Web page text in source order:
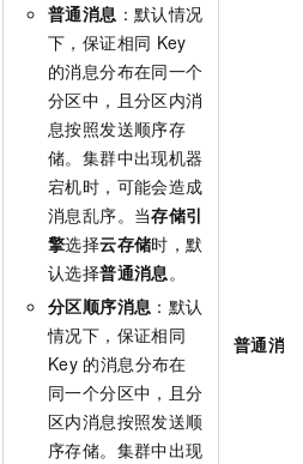
普通消息 ：默认情况
下，保证相同 Key
的消息分布在同一个
分区中，且分区内消
息按照发送顺序存
储。集群中出现机器
宕机时，可能会造成
消息乱序。当存储引
擎选择云存储时，默
认选择普通消息。
分区顺序消息 ：默认
情况下，保证相同
Key 的消息分布在
同一个分区中，且分
区内消息按照发送顺
序存储。集群中出现
普通消息